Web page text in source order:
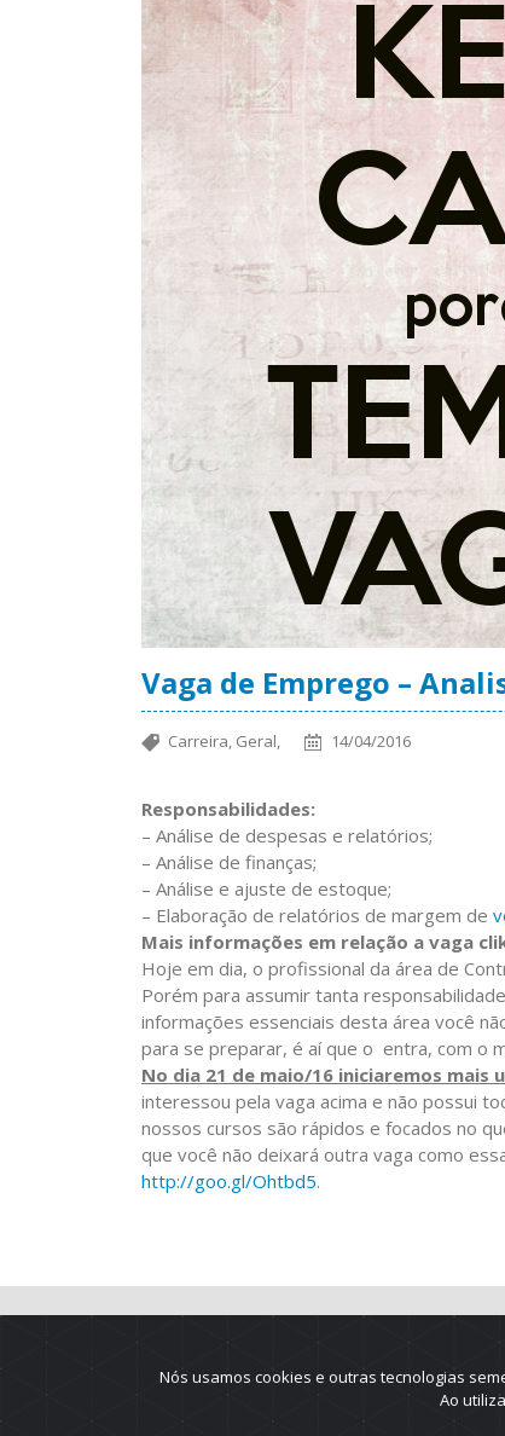
Vaga de Emprego –
Carreira, Geral, 14/04/2016
Responsabilidades:
– Análise de despesas e relatórios;
– Análise de finanças;
– Análise e ajuste de estoque;
– Elaboração de relatórios de margem de
Mais informações em relação a vaga
Hoje em dia, o profissional da área de
Porém para assumir tanta
informações essenciais desta área você
para se preparar, é aí que o entra, com o
No dia 21 de maio/16 iniciaremos mais
interessou pela vaga acima e não possui
nossos cursos são rápidos e focados no
que você não deixará outra vaga como
http://goo.gl/Ohtbd5.
Nós usamos cookies e outras tecnologias
Ao